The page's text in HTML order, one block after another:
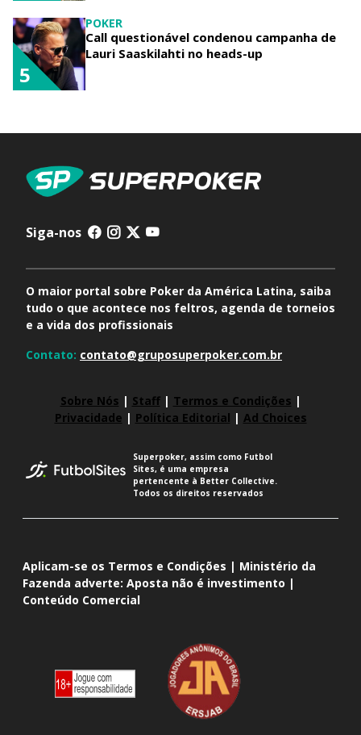
POKER
Call questionável condenou campanha de
Lauri Saaskilahti no heads-up
5
Siga-nos
O maior portal sobre Poker da América Latina, saiba
tudo o que acontece nos feltros, agenda de torneios
e a vida dos profissionais
Contato: contato@gruposuperpoker.com.br
Sobre Nós | Staff| Termos e Condições |
Privacidade | Política Editorial | Ad Choices
Superpoker, assim como Futbol
Sites, é uma empresa
pertencente à Better Collective.
Todos os direitos reservados
Aplicam-se os Termos e Condições | Ministério da
Fazenda adverte: Aposta não é investimento |
Conteúdo Comercial